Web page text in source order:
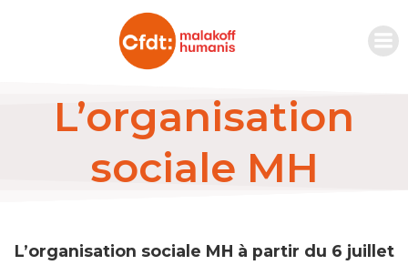
L’organisation
sociale MH
L’organisation sociale MH à partir du 6 juillet